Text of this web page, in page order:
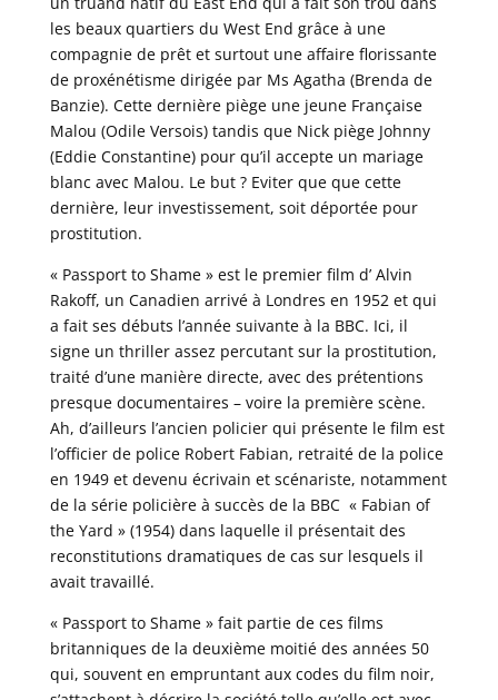
les beaux quartiers du West End grâce à une
compagnie de prêt et surtout une affaire florissante
de proxénétisme dirigée par Ms Agatha (Brenda de
Banzie). Cette dernière piège une jeune Française
Malou (Odile Versois) tandis que Nick piège Johnny
(Eddie Constantine) pour qu’il accepte un mariage
blanc avec Malou. Le but ? Eviter que que cette
dernière, leur investissement, soit déportée pour
prostitution.
« Passport to Shame » est le premier film d’ Alvin
Rakoff, un Canadien arrivé à Londres en 1952 et qui
a fait ses débuts l’année suivante à la BBC. Ici, il
signe un thriller assez percutant sur la prostitution,
traité d’une manière directe, avec des prétentions
presque documentaires – voire la première scène.
Ah, d’ailleurs l’ancien policier qui présente le film est
l’officier de police Robert Fabian, retraité de la police
en 1949 et devenu écrivain et scénariste, notamment
de la série policière à succès de la BBC « Fabian of
the Yard » (1954) dans laquelle il présentait des
reconstitutions dramatiques de cas sur lesquels il
avait travaillé.
« Passport to Shame » fait partie de ces films
britanniques de la deuxième moitié des années 50
qui, souvent en empruntant aux codes du film noir,